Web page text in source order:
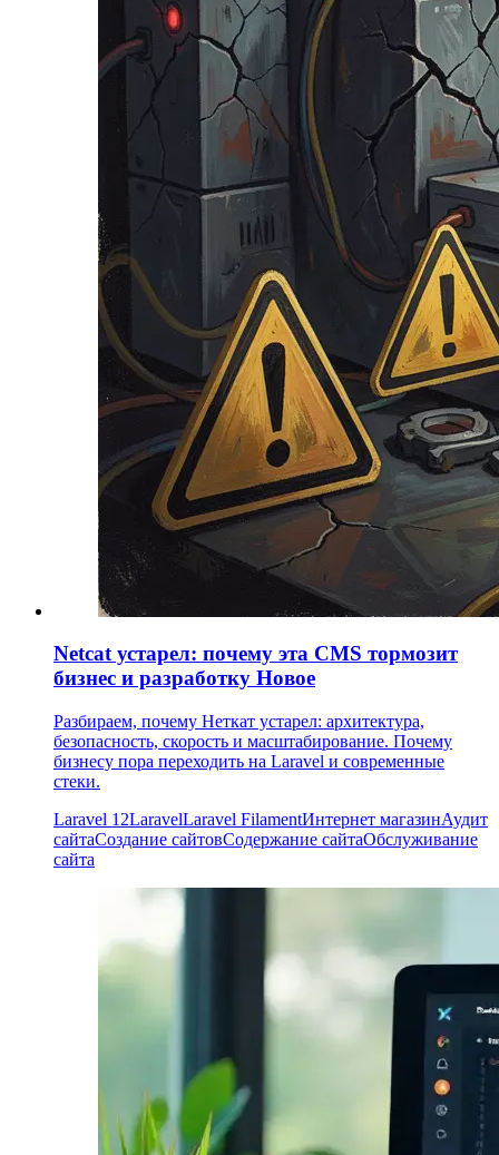
Netcat устарел: почему эта CMS тормозит
бизнес и разработку Новое
Разбираем, почему Неткат устарел: архитектура,
безопасность, скорость и масштабирование. Почему
бизнесу пора переходить на Laravel и современные
стеки.
Laravel 12LaravelLaravel FilamentИнтернет магазинАудит
сайтаСоздание сайтовСодержание сайтаОбслуживание
сайта